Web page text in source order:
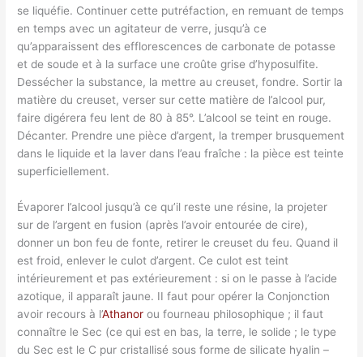
se liquéfie. Continuer cette putréfaction, en remuant de temps
en temps avec un agitateur de verre, jusqu’à ce
qu’apparaissent des efflorescences de carbonate de potasse
et de soude et à la surface une croûte grise d’hyposulfite.
Dessécher la substance, la mettre au creuset, fondre. Sortir la
matière du creuset, verser sur cette matière de l’alcool pur,
faire digérera feu lent de 80 à 85°. L’alcool se teint en rouge.
Décanter. Prendre une pièce d’argent, la tremper brusquement
dans le liquide et la laver dans l’eau fraîche : la pièce est teinte
superficiellement.
Évaporer l’alcool jusqu’à ce qu’il reste une résine, la projeter
sur de l’argent en fusion (après l’avoir entourée de cire),
donner un bon feu de fonte, retirer le creuset du feu. Quand il
est froid, enlever le culot d’argent. Ce culot est teint
intérieurement et pas extérieurement : si on le passe à l’acide
azotique, il apparaît jaune. II faut pour opérer la Conjonction
avoir recours à l’Athanor ou fourneau philosophique ; il faut
connaître le Sec (ce qui est en bas, la terre, le solide ; le type
du Sec est le C pur cristallisé sous forme de silicate hyalin –